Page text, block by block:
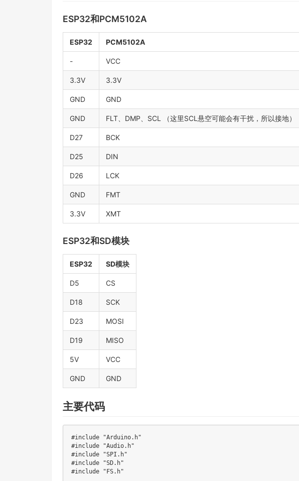
ESP32和PCM5102A
ESP32 PCM5102A
- VCC
3.3V 3.3V
GND GND
GND FLT、DMP、SCL （这里SCL悬空可能会有干扰，所以接地）
D27 BCK
D25 DIN
D26 LCK
GND FMT
3.3V XMT
ESP32和SD模块
ESP32 SD模块
D5 CS
D18 SCK
D23 MOSI
D19 MISO
5V VCC
GND GND
主要代码
#include
"Arduino.h"
#include
"Audio.h"
#include
"SPI.h"
#include
"SD.h"
#include "FS.h"